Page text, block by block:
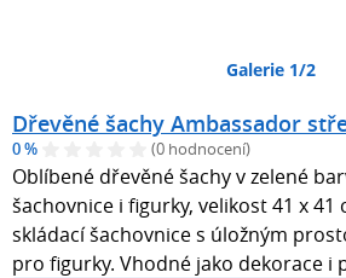
Galerie 1/2
Dřevěné šachy Ambassador
0 % (0 hodnocení)
Oblíbené dřevěné šachy v zelené
šachovnice i figurky, velikost 41 x 41
skládací šachovnice s úložným
pro figurky. Vhodné jako dekorace i